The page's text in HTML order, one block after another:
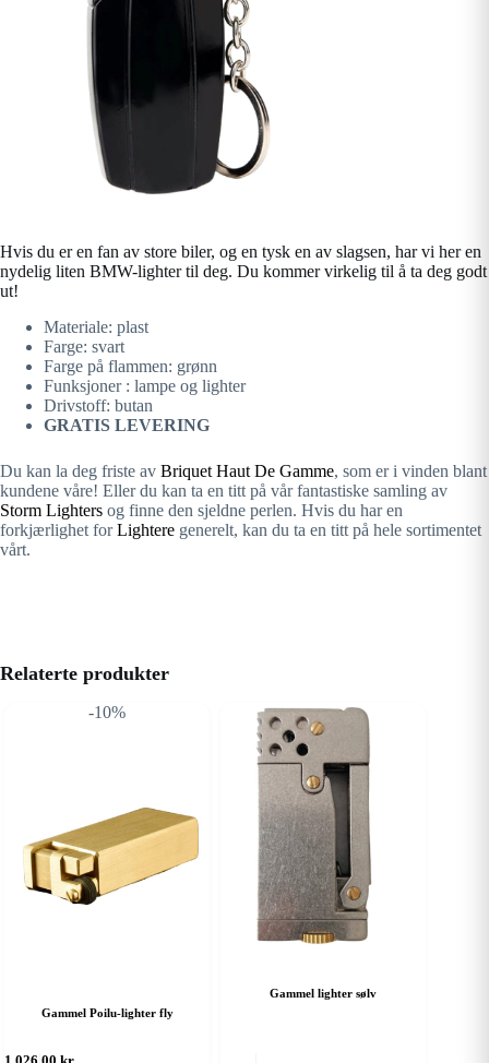
Hvis du er en fan av store biler, og en tysk en av slagsen, har vi her en
nydelig liten BMW-lighter til deg. Du kommer virkelig til å ta deg godt
ut!
Materiale: plast
Farge: svart
Farge på flammen: grønn
Funksjoner : lampe og lighter
Drivstoff: butan
GRATIS LEVERING
Du kan la deg friste av Briquet Haut De Gamme, som er i vinden blant
kundene våre! Eller du kan ta en titt på vår fantastiske samling av
Storm Lighters og finne den sjeldne perlen. Hvis du har en
forkjærlighet forLightere generelt, kan du ta en titt på hele sortimentet
vårt.
Relaterte produkter
-10%
Gammel Poilu-lighter fly
Gammel lighter sølv